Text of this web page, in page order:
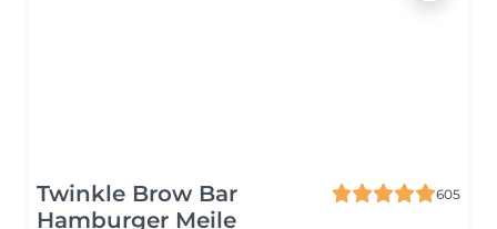
Twinkle Brow Bar
Hamburger Meile
605